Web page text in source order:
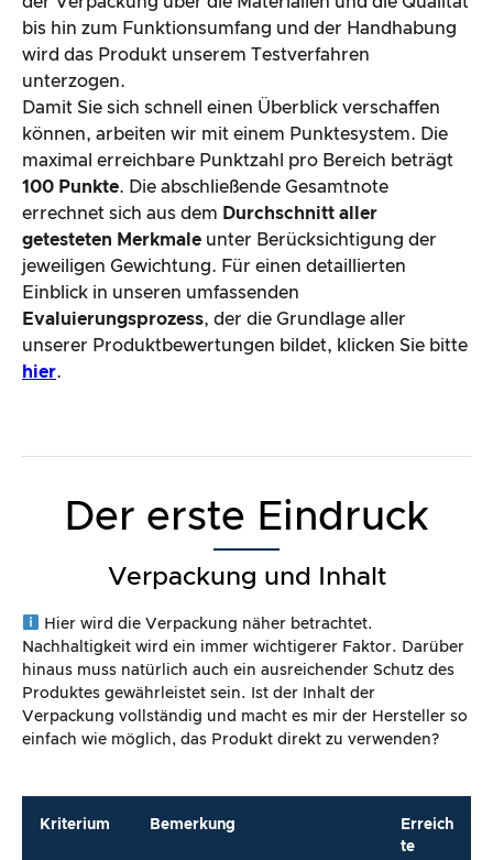
bis hin zum Funktionsumfang und der Handhabung
wird das Produkt unserem Testverfahren
unterzogen.
Damit Sie sich schnell einen Überblick verschaffen
können, arbeiten wir mit einem Punktesystem. Die
maximal erreichbare Punktzahl pro Bereich beträgt
100 Punkte. Die abschließende Gesamtnote
errechnet sich aus dem Durchschnitt aller
getesteten Merkmale unter Berücksichtigung der
jeweiligen Gewichtung. Für einen detaillierten
Einblick in unseren umfassenden
Evaluierungsprozess, der die Grundlage aller
unserer Produktbewertungen bildet, klicken Sie bitte
hier.
Der erste Eindruck
Verpackung und Inhalt
Hier wird die Verpackung näher betrachtet.
Nachhaltigkeit wird ein immer wichtigerer Faktor. Darüber
hinaus muss natürlich auch ein ausreichender Schutz des
Produktes gewährleistet sein. Ist der Inhalt der
Verpackung vollständig und macht es mir der Hersteller so
einfach wie möglich, das Produkt direkt zu verwenden?
Kriterium Bemerkung
Erreich
te